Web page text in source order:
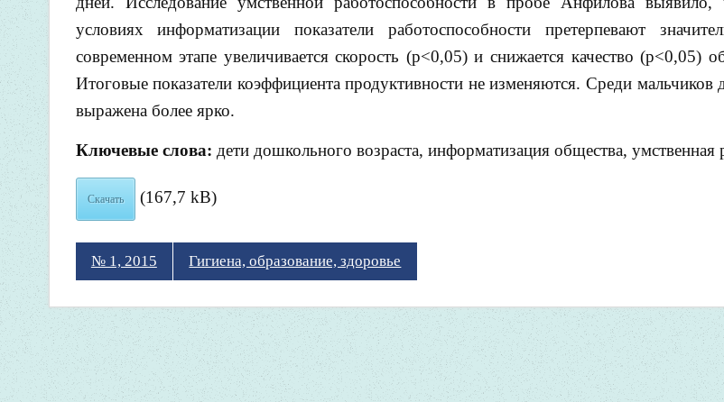
условиях информатизации показатели работоспособности претерпевают
современном этапе увеличивается скорость (р<0,05) и снижается качество (р<0,05)
Итоговые показатели коэффициента продуктивности не изменяются. Среди мальчиков
выражена более ярко.
Ключевые слова: дети дошкольного возраста, информатизация общества, умственная
Скачать (167,7 kB)
№ 1, 2015 Гигиена, образование, здоровье